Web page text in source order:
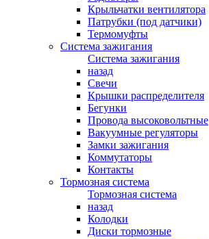
Крыльчатки вентилятора
Патрубки (под датчики)
Термомуфты
Система зажигания
Система зажигания
назад
Свечи
Крышки распределителя
Бегунки
Провода высоковольтные
Вакуумные регуляторы
Замки зажигания
Коммутаторы
Контакты
Тормозная система
Тормозная система
назад
Колодки
Диски тормозные